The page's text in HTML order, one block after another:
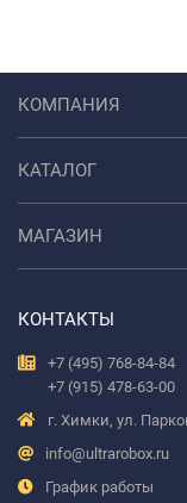
КОМПАНИЯ
КАТАЛОГ
МАГАЗИН
КОНТАКТЫ
+7 (495) 768-84-84
+7 (915) 478-63-00
г. Химки, ул.
info@ultrarobox.ru
График работы